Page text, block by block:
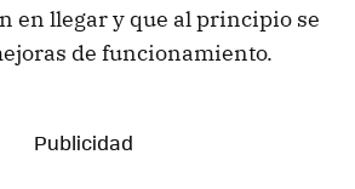
en llegar y que al principio se
de funcionamiento.